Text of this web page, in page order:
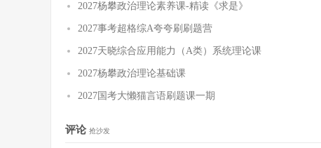
2027杨攀政治理论素养课-精读《求是》
2027事考超格综A夸夸刷刷题营
2027天晓综合应用能力（A类）系统理论课
2027杨攀政治理论基础课
2027国考大懒猫言语刷题课一期
评论 抢沙发